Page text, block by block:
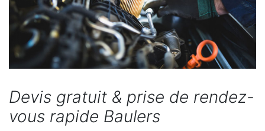
Devis gratuit & prise de rendez-
vous rapide Baulers